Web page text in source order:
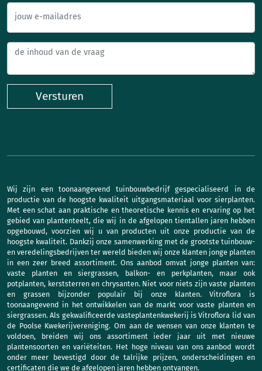
jouw e-mailadres
Versturen
Wij zijn een toonaangevend tuinbouwbedrijf gespecialiseerd in de
productie van de hoogste kwaliteit uitgangsmateriaal voor sierplanten.
Met een schat aan praktische en theoretische kennis en ervaring op het
gebied van plantenteelt, die wij in de afgelopen tientallen jaren hebben
opgebouwd, voorzien wij u van producten uit onze productie van de
hoogste kwaliteit. Dankzij onze samenwerking met de grootste tuinbouw-
en veredelingsbedrijven ter wereld bieden wij onze klanten jonge planten
in een zeer breed assortiment. Ons aanbod omvat jonge planten van:
vaste planten en siergrassen, balkon- en perkplanten, maar ook
potplanten, kerststerren en chrysanten. Niet voor niets zijn vaste planten
en grassen bijzonder populair bij onze klanten. Vitroflora is
toonaangevend in het ontwikkelen van de markt voor vaste planten en
siergrassen. Als gekwalificeerde vasteplantenkwekerij is Vitroflora lid van
de Poolse Kwekerijvereniging. Om aan de wensen van onze klanten te
voldoen, breiden wij ons assortiment ieder jaar uit met nieuwe
plantensoorten en variëteiten. Het hoge niveau van ons aanbod wordt
onder meer bevestigd door de talrijke prijzen, onderscheidingen en
certificaten die we de afgelopen jaren hebben ontvangen.